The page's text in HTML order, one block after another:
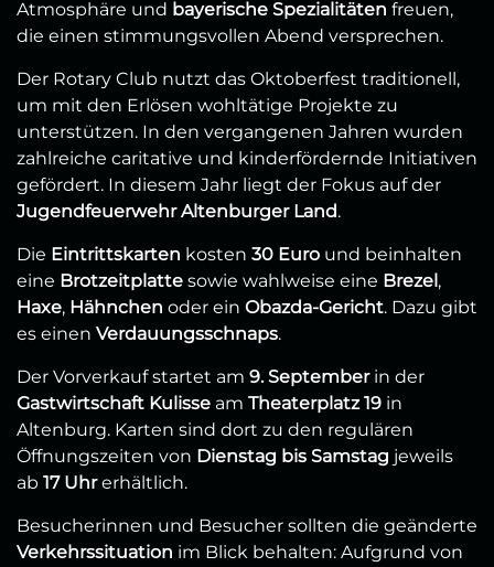
Atmosphäre und bayerische Spezialitäten freuen,
die einen stimmungsvollen Abend versprechen.
Der Rotary Club nutzt das Oktoberfest traditionell,
um mit den Erlösen wohltätige Projekte zu
unterstützen. In den vergangenen Jahren wurden
zahlreiche caritative und kinderfördernde Initiativen
gefördert. In diesem Jahr liegt der Fokus auf der
Jugendfeuerwehr Altenburger Land.
Die Eintrittskarten kosten 30 Euro und beinhalten
eine Brotzeitplatte sowie wahlweise eine Brezel ,
Haxe, Hähnchen oder ein Obazda-Gericht. Dazu gibt
es einen Verdauungsschnaps.
Der Vorverkauf startet am 9. Septemberin der
Gastwirtschaft Kulisse am Theaterplatz 19 in
Altenburg. Karten sind dort zu den regulären
Öffnungszeiten von Dienstag bis Samstag jeweils
ab 17 Uhrerhältlich.
Besucherinnen und Besucher sollten die geänderte
Verkehrssituation im Blick behalten: Aufgrund von